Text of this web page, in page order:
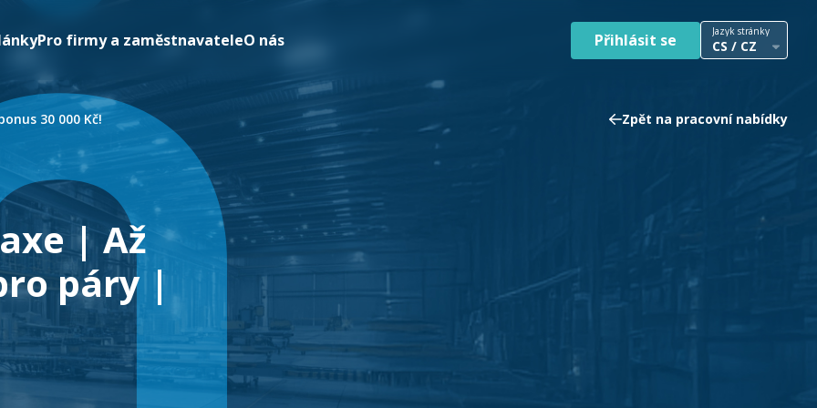
Pro firmy a zaměstnavateleO nás Přihlásit se Jazyk stránky
CS / CZ
Zpět na pracovní nabídky
30 000 Kč!
| Až
páry |